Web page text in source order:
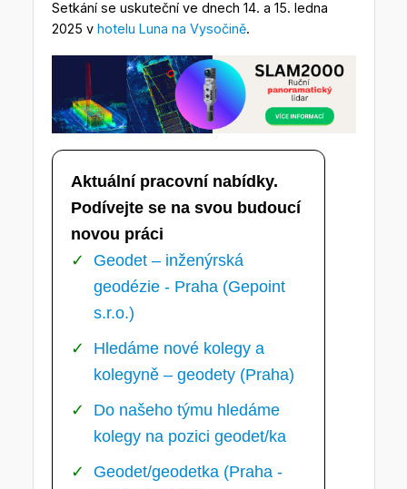
Setkání se uskuteční ve dnech 14. a 15. ledna
2025 v hotelu Luna na Vysočině.
Aktuální pracovní nabídky.
Podívejte se na svou budoucí
novou práci
Geodet – inženýrská
geodézie - Praha (Gepoint
s.r.o.)
Hledáme nové kolegy a
kolegyně – geodety (Praha)
Do našeho týmu hledáme
kolegy na pozici geodet/ka
Geodet/geodetka (Praha -